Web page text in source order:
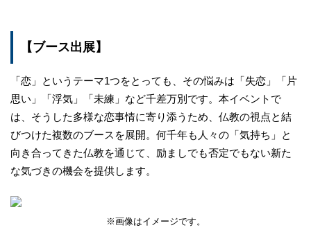
【ブース出展】
「恋」というテーマ1つをとっても、その悩みは「失恋」「片
思い」「浮気」「未練」など千差万別です。本イベントで
は、そうした多様な恋事情に寄り添うため、仏教の視点と結
びつけた複数のブースを展開。何千年も人々の「気持ち」と
向き合ってきた仏教を通じて、励ましでも否定でもない新た
な気づきの機会を提供します。
※画像はイメージです。